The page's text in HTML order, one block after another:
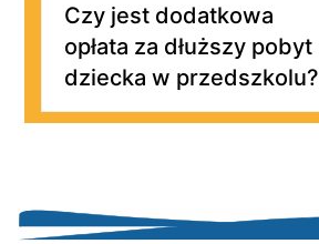
Czy jest dodatkowa
opłata za dłuższy pobyt
dziecka w przedszkolu?